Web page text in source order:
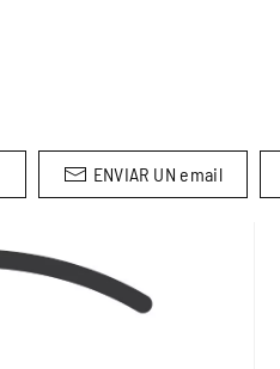
ENVIAR UN email